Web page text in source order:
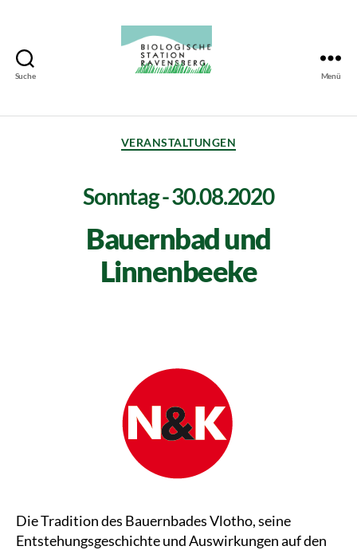
Suche
Ravensberg
Menü
VERANSTALTUNGEN
Sonntag - 30.08.2020
Bauernbad und
Linnenbeeke
Die Tradition des Bauernbades Vlotho, seine
Entstehungsgeschichte und Auswirkungen auf den